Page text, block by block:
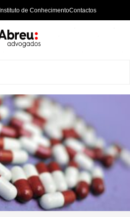
Instituto de ConhecimentoContactos